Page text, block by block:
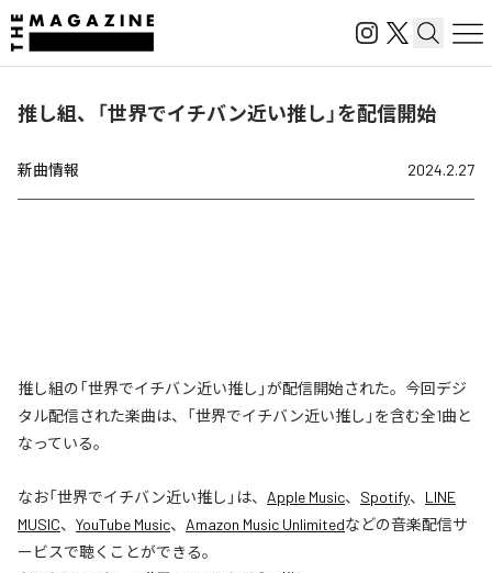
推し組、「世界でイチバン近い推し」を配信開始
新曲情報 2024.2.27
推し組の「世界でイチバン近い推し」が配信開始された。今回デジ
タル配信された楽曲は、「世界でイチバン近い推し」を含む全1曲と
なっている。
なお「世界でイチバン近い推し 」は、 Apple Music、 Spotify、 LINE
MUSIC、 YouTube Music、 Amazon Music Unlimitedなどの音楽配信サ
ービスで聴くことができる。